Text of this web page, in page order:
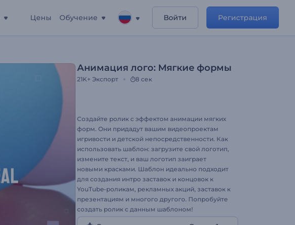
Цены Обучение Войти Регистрация
Анимация лого: Мягкие формы
21K+ Экспорт 8 сек
Создайте ролик с эффектом анимации мягких
форм. Они придадут вашим видеопроектам
игривости и детской непосредственности. Как
использовать шаблон: загрузите свой логотип,
измените текст, и ваш логотип заиграет
новыми красками. Шаблон идеально подходит
для создания интро заставок и концовок к
YouTube-роликам, рекламных акций, заставок к
презентациям и многого другого. Попробуйте
создать ролик с данным шаблоном!